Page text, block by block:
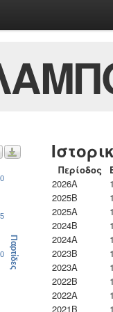
Παρτίδες
Περίοδος
2026A
2025B
2025A
2024B
2024A
2023B
2023Α
2022B
2022A
2021B